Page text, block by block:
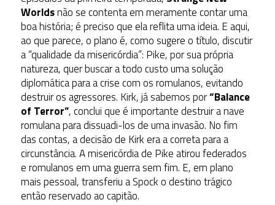
Worldsnão se contenta em meramente contar uma
boa história; é preciso que ela reflita uma ideia. E aqui,
ao que parece, o plano é, como sugere o título, discutir
a “qualidade da misericórdia”: Pike, por sua própria
natureza, quer buscar a todo custo uma solução
diplomática para a crise com os romulanos, evitando
destruir os agressores. Kirk, já sabemos por“Balance
of Terror”, conclui que é importante destruir a nave
romulana para dissuadi-los de uma invasão. No fim
das contas, a decisão de Kirk era a correta para a
circunstância. A misericórdia de Pike atirou federados
e romulanos em uma guerra sem fim. E, em plano
mais pessoal, transferiu a Spock o destino trágico
então reservado ao capitão.